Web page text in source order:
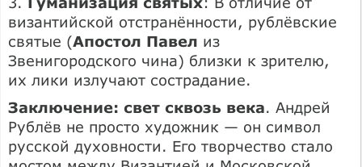
византийской отстранённости, рублёвские
святые (Апостол Павел из
Звенигородского чина) близки к зрителю,
их лики излучают сострадание.
Заключение: свет сквозь века. Андрей
Рублёв не просто художник — он символ
русской духовности. Его творчество стало